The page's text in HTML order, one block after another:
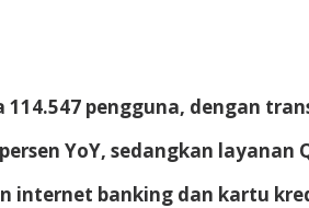
pengguna, dengan
YoY, sedangkan layanan
internet banking dan kartu